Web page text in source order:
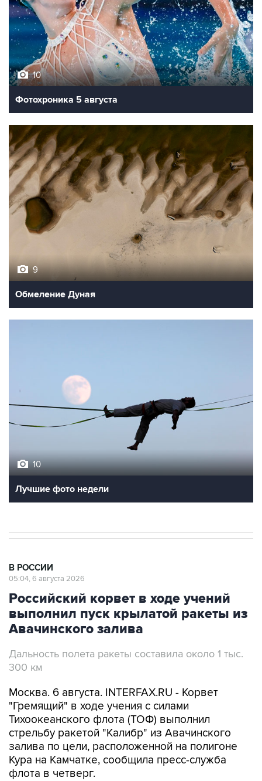
10
Фотохроника 5 августа
9
Обмеление Дуная
10
Лучшие фото недели
В РОССИИ
05:04, 6 августа 2026
Российский корвет в ходе учений
выполнил пуск крылатой ракеты из
Авачинского залива
Дальность полета ракеты составила около 1 тыс.
300 км
Москва. 6 августа. INTERFAX.RU - Корвет
"Гремящий" в ходе учения с силами
Тихоокеанского флота (ТОФ) выполнил
стрельбу ракетой "Калибр" из Авачинского
залива по цели, расположенной на полигоне
Кура на Камчатке, сообщила пресс-служба
флота в четверг.